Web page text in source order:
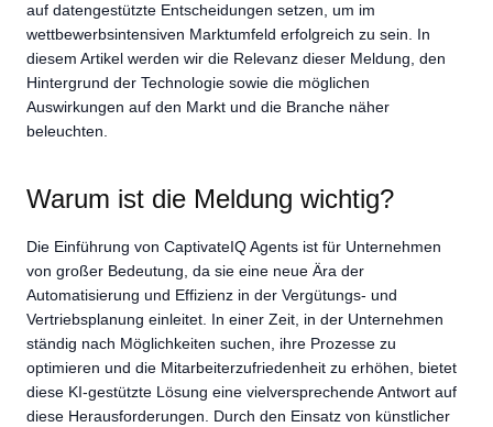
auf datengestützte Entscheidungen setzen, um im
wettbewerbsintensiven Marktumfeld erfolgreich zu sein. In
diesem Artikel werden wir die Relevanz dieser Meldung, den
Hintergrund der Technologie sowie die möglichen
Auswirkungen auf den Markt und die Branche näher
beleuchten.
Warum ist die Meldung wichtig?
Die Einführung von CaptivateIQ Agents ist für Unternehmen
von großer Bedeutung, da sie eine neue Ära der
Automatisierung und Effizienz in der Vergütungs- und
Vertriebsplanung einleitet. In einer Zeit, in der Unternehmen
ständig nach Möglichkeiten suchen, ihre Prozesse zu
optimieren und die Mitarbeiterzufriedenheit zu erhöhen, bietet
diese KI-gestützte Lösung eine vielversprechende Antwort auf
diese Herausforderungen. Durch den Einsatz von künstlicher